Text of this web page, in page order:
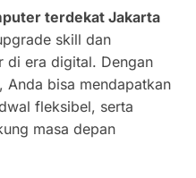
terdekat Jakarta
skill dan
di era digital. Dengan
Anda bisa mendapatkan
fleksibel, serta
masa depan